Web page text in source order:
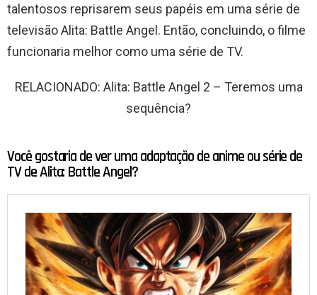
talentosos reprisarem seus papéis em uma série de
televisão Alita: Battle Angel. Então, concluindo, o filme
funcionaria melhor como uma série de TV.
RELACIONADO: Alita: Battle Angel 2 – Teremos uma
sequência?
Você gostaria de ver uma adaptação de anime ou série de
TV de Alita: Battle Angel?